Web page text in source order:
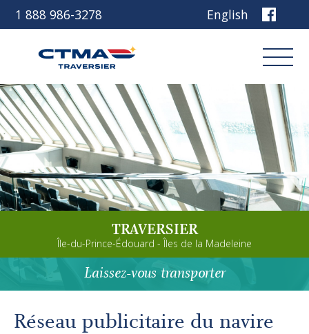
1 888 986-3278 English
Découvrez notre navire
Planifiez votre voyage
Avant de partir
Autres services
Connexion
Réservez
TRAVERSIER
Île-du-Prince-Édouard - Îles de la Madeleine
Laissez-vous transporter
Réseau publicitaire du navire